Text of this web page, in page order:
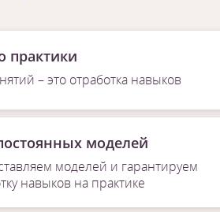
практики
– это отработка навыков
моделей
моделей и гарантируем
навыков на практике